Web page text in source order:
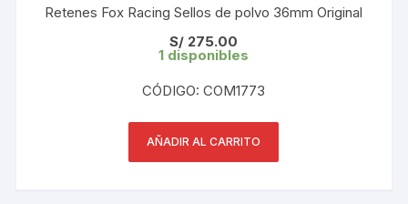
Retenes Fox Racing Sellos de polvo 36mm Original
S/ 275.00
1 disponibles
CÓDIGO: COM1773
AÑADIR AL CARRITO